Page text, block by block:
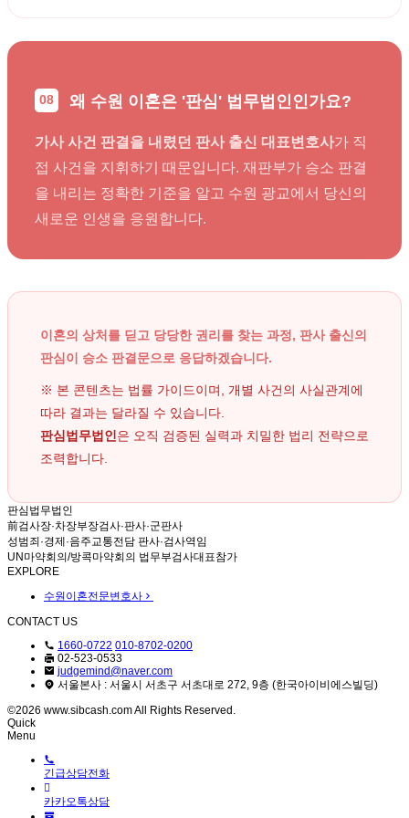
08 왜 수원 이혼은 '판심' 법무법인인가요?
가사 사건 판결을 내렸던 판사 출신 대표변호사가 직
접 사건을 지휘하기 때문입니다. 재판부가 승소 판결
을 내리는 정확한 기준을 알고 수원 광교에서 당신의
새로운 인생을 응원합니다.
이혼의 상처를 딛고 당당한 권리를 찾는 과정, 판사 출신의
판심이 승소 판결문으로 응답하겠습니다.
※ 본 콘텐츠는 법률 가이드이며, 개별 사건의 사실관계에
따라 결과는 달라질 수 있습니다.
판심법무법인 은 오직 검증된 실력과 치밀한 법리 전략으로
조력합니다.
판심법무법인
前검사장·차장부장검사·판사·군판사
성범죄·경제·음주교통전담 판사·검사역임
UN마약회의/방콕마약회의 법무부검사대표참가
EXPLORE
수원이혼전문변호사
CONTACT US
1660-0722 010-8702-0200
02-523-0533
judgemind@naver.com
서울본사 : 서울시 서초구 서초대로 272, 9층 (한국아이비에스빌딩)
©2026 www.sibcash.com All Rights Reserved.
Quick
Menu
긴급상담전화
카카오톡상담